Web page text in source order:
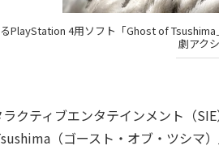
PlayStation 4用ソフト「Ghost of
劇アク
クティブエンタテインメント（
（ゴースト・オブ・ツシマ